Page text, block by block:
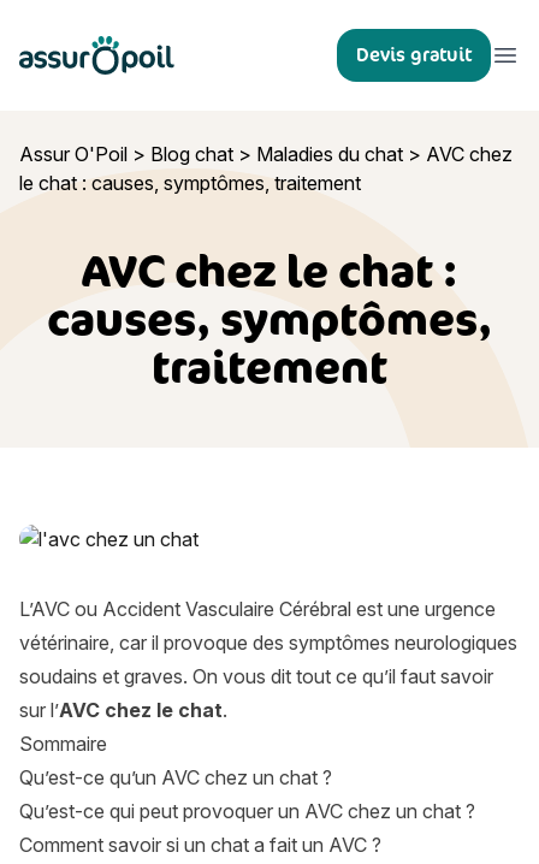
Assur O'Poil Devis gratuit
Assur O'Poil > Blog chat > Maladies du chat > AVC chez
le chat : causes, symptômes, traitement
AVC chez le chat :
causes, symptômes,
traitement
AVC chez le chat : causes, symptômes, traitement
L’AVC ou Accident Vasculaire Cérébral est une urgence
vétérinaire, car il provoque des symptômes neurologiques
soudains et graves. On vous dit tout ce qu’il faut savoir
sur l’AVC chez le chat.
Sommaire
Qu’est-ce qu’un AVC chez un chat ?
Qu’est-ce qui peut provoquer un AVC chez un chat ?
Comment savoir si un chat a fait un AVC ?